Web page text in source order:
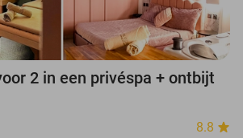
2 in een privéspa + ontbijt
8.8